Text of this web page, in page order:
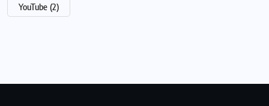
YouTube (2)